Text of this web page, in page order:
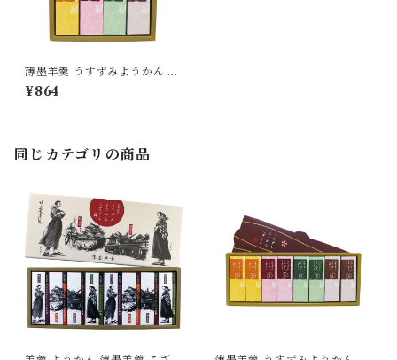
薄墨羊羹 うすずみようかん こ
ざくら 4個入り ようかん 羊羹
詰合せ セット 無添加 贈り物
¥864
同じカテゴリの商品